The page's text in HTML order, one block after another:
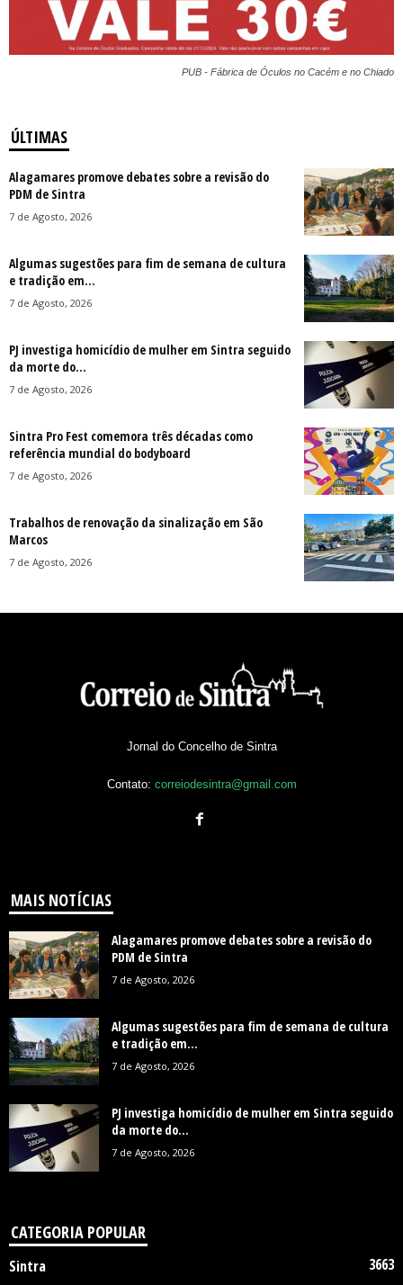
PUB - Fábrica de Óculos no Cacém e no Chiado
ÚLTIMAS
Alagamares promove debates sobre a revisão do
PDM de Sintra
7 de Agosto, 2026
Algumas sugestões para fim de semana de cultura
e tradição em...
7 de Agosto, 2026
PJ investiga homicídio de mulher em Sintra seguido
da morte do...
7 de Agosto, 2026
Sintra Pro Fest comemora três décadas como
referência mundial do bodyboard
7 de Agosto, 2026
Trabalhos de renovação da sinalização em São
Marcos
7 de Agosto, 2026
Jornal do Concelho de Sintra
Contato: correiodesintra@gmail.com
MAIS NOTÍCIAS
Alagamares promove debates sobre a revisão do
PDM de Sintra
7 de Agosto, 2026
Algumas sugestões para fim de semana de cultura
e tradição em...
7 de Agosto, 2026
PJ investiga homicídio de mulher em Sintra seguido
da morte do...
7 de Agosto, 2026
CATEGORIA POPULAR
Sintra
3663